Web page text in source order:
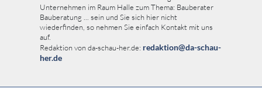
Unternehmen im Raum Halle zum Thema: Bauberater
Bauberatung ... sein und Sie sich hier nicht
wiederfinden, so nehmen Sie einfach Kontakt mit uns
auf.
Redaktion von da-schau-her.de: redaktion@da-schau-
her.de